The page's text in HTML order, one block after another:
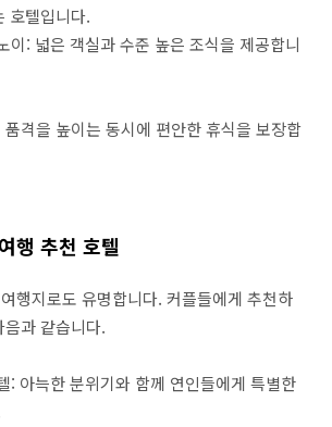
호텔입니다.
이: 넓은 객실과 수준 높은 조식을 제공합니
격을 높이는 동시에 편안한 휴식을 보장합
행 추천 호텔
행지로도 유명합니다. 커플들에게 추천하
과 같습니다.
: 아늑한 분위기와 함께 연인들에게 특별한